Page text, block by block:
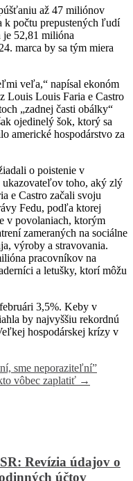
až 47 miliónov
k počtu prepustených ľudí
je 52,81 milióna
marca by sa tým miera
veľa,“ napísal ekonóm
Louis Louis Faria e Castro
„zadnej časti obálky“
ojedinelý šok, ktorý sa
americké hospodárstvo za
o poistenie v
ukazovateľov toho, aký zlý
e Castro začali svoju
Fedu, podľa ktorej
v povolaniach, ktorým
zameraných na sociálne
výroby a stravovania.
pracovníkov na
a letušky, ktorí môžu
3,5%. Keby v
by najvyššiu rekordnú
hospodárskej krízy v
sme neporaziteľní”
vôbec zaplatiť →
Revízia údajov o
účtov